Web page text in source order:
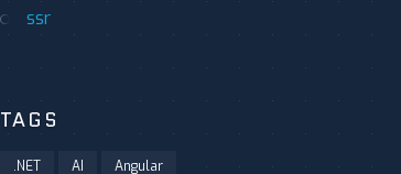
ssr
TAGS
.NET AI
Angular